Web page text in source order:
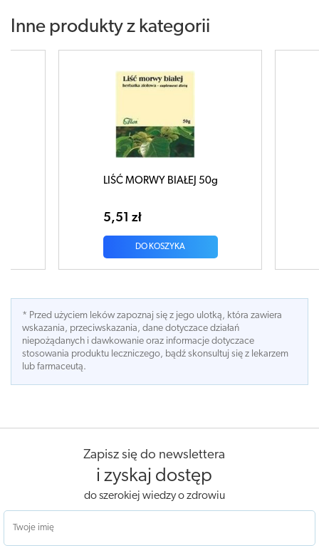
Inne produkty z kategorii
ZIELE Tasznika 50g
* Przed użyciem leków zapoznaj się z jego ulotką, która zawiera
wskazania, przeciwskazania, dane dotyczace działań
niepożądanych i dawkowanie oraz informacje dotyczace
stosowania produktu leczniczego, bądź skonsultuj się z lekarzem
lub farmaceutą.
Zapisz się do newslettera
i zyskaj dostęp
do szerokiej wiedzy o zdrowiu